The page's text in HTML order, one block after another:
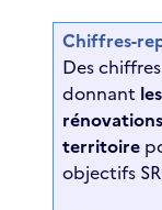
Chiffres-
Des
donnant
territoire
objectifs